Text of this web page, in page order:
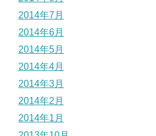
2014年7月
2014年6月
2014年5月
2014年4月
2014年3月
2014年2月
2014年1月